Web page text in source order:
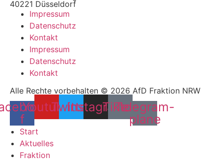
40221 Düsseldorf
Impressum
Datenschutz
Kontakt
Impressum
Datenschutz
Kontakt
Alle Rechte vorbehalten © 2026 AfD Fraktion NRW
f
YoutubeTwitter
Instagram
Tiktok
Telegram-
plane
Start
Aktuelles
Fraktion